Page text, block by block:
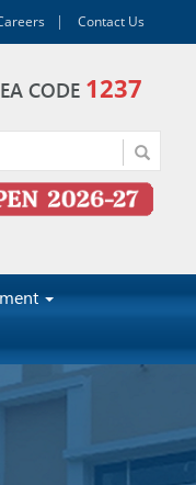
Contact Us
CODE 1237